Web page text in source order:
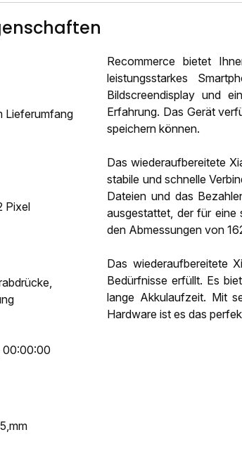
Lieferumfang
Pixel
00:00:00
Recommerce bietet
leistungsstarkes
Bildscreendisplay und
Erfahrung. Das Gerät
speichern können.
Das wiederaufbereitete
stabile und schnelle
Dateien und das
ausgestattet, der für eine
den Abmessungen von
Das wiederaufbereitete
Bedürfnisse erfüllt. Es
lange Akkulaufzeit. Mit
Hardware ist es das